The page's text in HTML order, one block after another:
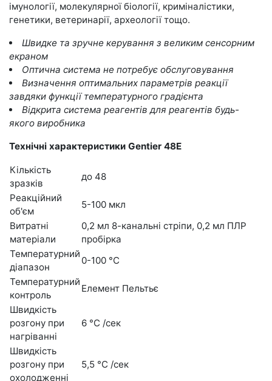
імунології, молекулярної біології, криміналістики,
генетики, ветеринарії, археології тощо.
Швидке та зручне керування з великим сенсорним
екраном
Оптична система не потребує обслуговування
Визначення оптимальних параметрів реакції
завдяки функції температурного градієнта
Відкрита система реагентів для реагентів будь-
якого виробника
Технічні характеристики Gentier 48E
Кількість
зразків
до 48
Реакційний
об'єм
5-100 мкл
Витратні
матеріали
0,2 мл 8-канальні стріпи, 0,2 мл ПЛР
пробірка
Температурний
діапазон
0-100 °С
Температурний
контроль
Елемент Пельтьє
Швидкість
розгону при
нагріванні
6 °С /сек
Швидкість
розгону при
охолодженні
5,5 °С /сек